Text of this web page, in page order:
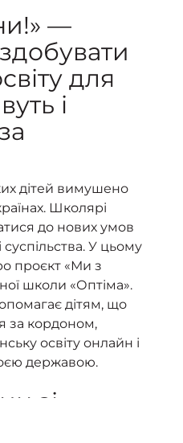
—
для
і
дітей вимушено
Школярі
до нових умов
суспільства. У цьому
проєкт «Ми з
школи «Оптіма».
дітям, що
за кордоном,
освіту онлайн і
державою.
зі